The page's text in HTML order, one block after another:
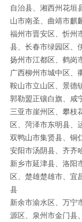
自治县、湘西州花垣
山市南圣、曲靖市麒
福州市晋安区、忻州
县、长春市绿园区、
扬州市江都区、鹤岗
广西柳州市城中区、
鞍山市立山区、景德
郭勒盟正镶白旗、咸
三亚市崖州区、攀枝
区、菏泽市东明县、
双鸭山市集贤县、铜
安阳市汤阴县、齐齐
新乡市延津县、洛阳
区、楚雄楚雄市、宜
县
新余市渝水区、万宁
源区、泉州市金门县